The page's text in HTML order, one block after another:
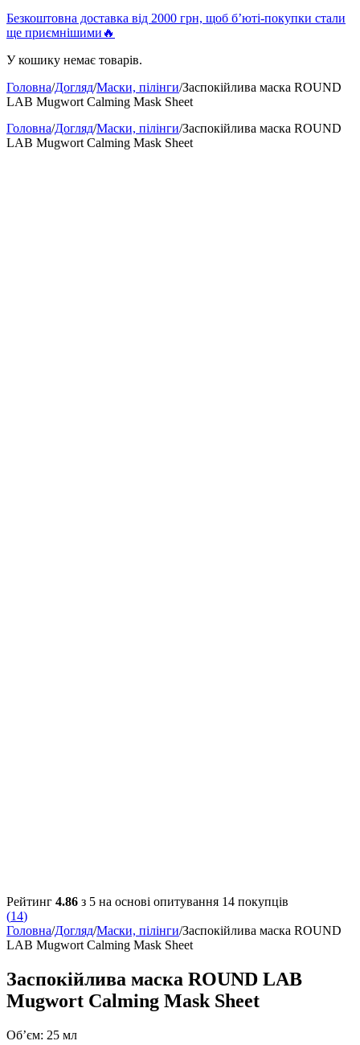
Безкоштовна доставка від 2000 грн, щоб б’юті-покупки стали
ще приємнішими🔥
У кошику немає товарів.
Головна/Догляд/Маски, пілінги/Заспокійлива маска ROUND
LAB Mugwort Calming Mask Sheet
Головна/Догляд/Маски, пілінги/Заспокійлива маска ROUND
LAB Mugwort Calming Mask Sheet
Рейтинг 4.86 з 5 на основі опитування 14 покупців
(14)
Головна/Догляд/Маски, пілінги/Заспокійлива маска ROUND
LAB Mugwort Calming Mask Sheet
Заспокійлива маска ROUND LAB
Mugwort Calming Mask Sheet
Об’єм: 25 мл